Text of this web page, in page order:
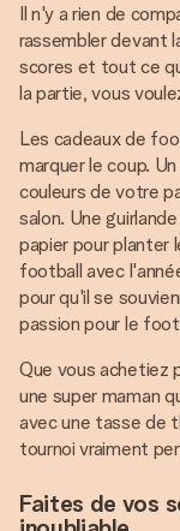
Il n'y a rien de
rassembler devant
scores et tout ce
la partie, vous
Les cadeaux de
marquer le coup.
couleurs de votre
salon. Une
papier pour planter
football avec
pour qu'il se
passion pour le
Que vous achetiez
une super maman
avec une tasse de
tournoi vraiment
Faites de vos